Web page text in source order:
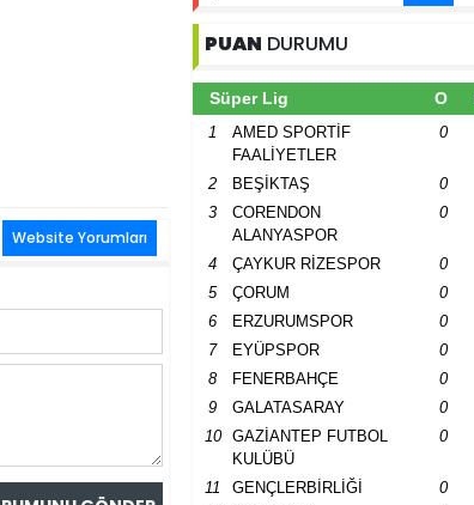
Website Yorumları
PUAN DURUMU
Süper Lig O
1
AMED SPORTİF
FAALİYETLER
0
2 BEŞİKTAŞ 0
3
CORENDON
ALANYASPOR
0
4 ÇAYKUR RİZESPOR 0
5
ÇORUM 0
6
ERZURUMSPOR 0
7
EYÜPSPOR 0
8
FENERBAHÇE 0
9
GALATASARAY 0
10
GAZİANTEP FUTBOL
KULÜBÜ
0
11 GENÇLERBİRLİĞİ 0